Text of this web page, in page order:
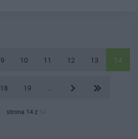
9 10 11 12 13 14
18 19
strona 14 z 54